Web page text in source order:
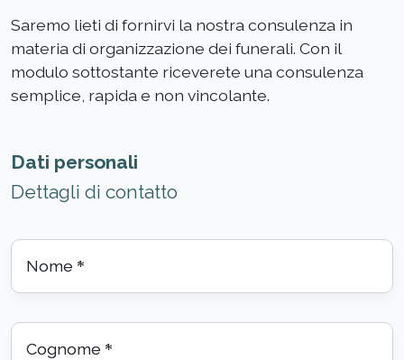
Saremo lieti di fornirvi la nostra consulenza in
materia di organizzazione dei funerali. Con il
modulo sottostante riceverete una consulenza
semplice, rapida e non vincolante.
Dati personali
Dettagli di contatto
Nome *
Cognome *